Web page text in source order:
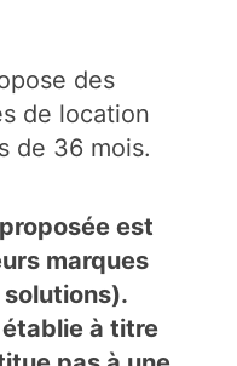
des
de location
de 36 mois.
est
marques
à titre